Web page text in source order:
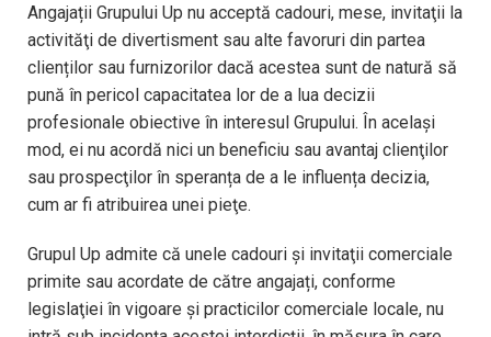
Angajații Grupului Up nu acceptă cadouri, mese, invitaţii la
activităţi de divertisment sau alte favoruri din partea
clienților sau furnizorilor dacă acestea sunt de natură să
pună în pericol capacitatea lor de a lua decizii
profesionale obiective în interesul Grupului. În același
mod, ei nu acordă nici un beneficiu sau avantaj clienţilor
sau prospecţilor în speranța de a le influența decizia,
cum ar fi atribuirea unei pieţe.
Grupul Up admite că unele cadouri și invitaţii comerciale
primite sau acordate de către angajați, conforme
legislaţiei în vigoare și practicilor comerciale locale, nu